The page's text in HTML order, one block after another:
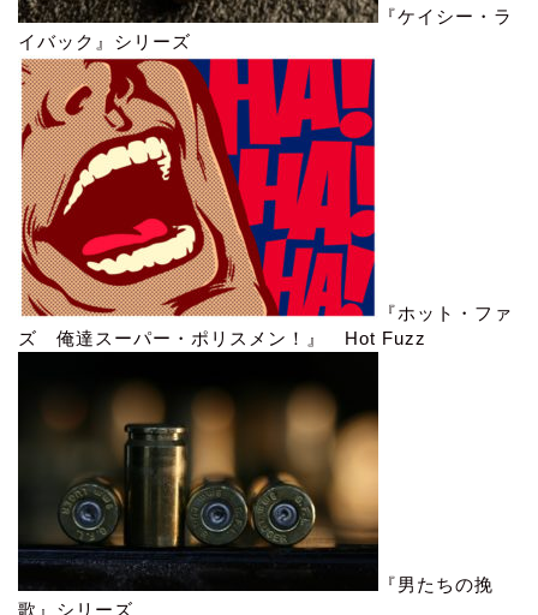
『ケイシー・ラ
イバック』シリーズ
『ホット・ファ
ズ 俺達スーパー・ポリスメン！』 Hot Fuzz
『男たちの挽
歌』シリーズ